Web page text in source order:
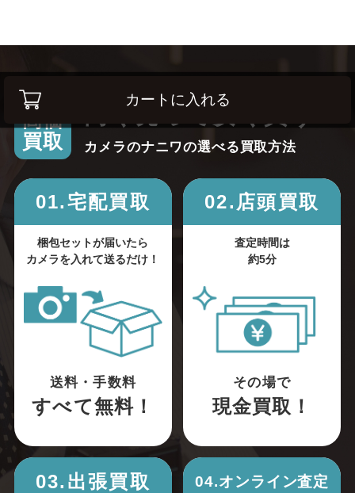
カートに入れる
高価
買取
高く売って安く買う！
カメラのナニワの選べる買取方法
01.宅配買取
梱包セットが届いたら
カメラを入れて送るだけ！
送料・手数料
すべて無料！
02.店頭買取
査定時間は
約5分
その場で
現金買取！
03.出張買取 04.オンライン査定